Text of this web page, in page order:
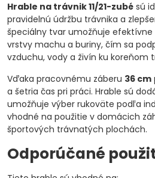
Hrable na trávnik 11/21-zubé sú
pravidelnú údržbu trávnika a
špeciálny tvar umožňuje
vrstvy machu a buriny, čím sa
vzduchu, vody a živín ku koreňom
Vďaka pracovnému záberu 36 cm
a šetria čas pri práci. Hrable sú
umožňuje výber rukoväte podľa
vhodné na použitie v domácich
športových trávnatých plochách.
Odporúčané